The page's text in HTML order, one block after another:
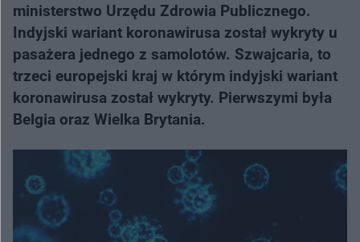
ministerstwo Urzędu Zdrowia Publicznego.
Indyjski wariant koronawirusa został wykryty u
pasażera jednego z samolotów. Szwajcaria, to
trzeci europejski kraj w którym indyjski wariant
koronawirusa został wykryty. Pierwszymi była
Belgia oraz Wielka Brytania.